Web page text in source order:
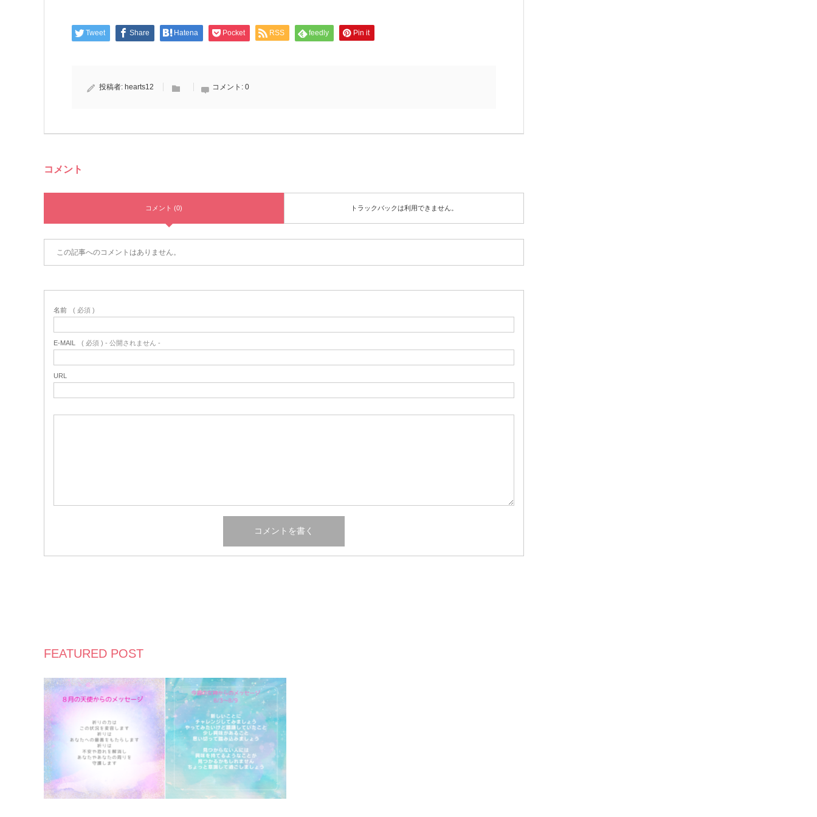
Tweet Share Hatena Pocket RSS feedly Pin it
投稿者: hearts12 コメント: 0
コメント
コメント (0) トラックバックは利用できません。
この記事へのコメントはありません。
名前 ( 必須 )
E-MAIL ( 必須 ) - 公開されません -
URL
FEATURED POST